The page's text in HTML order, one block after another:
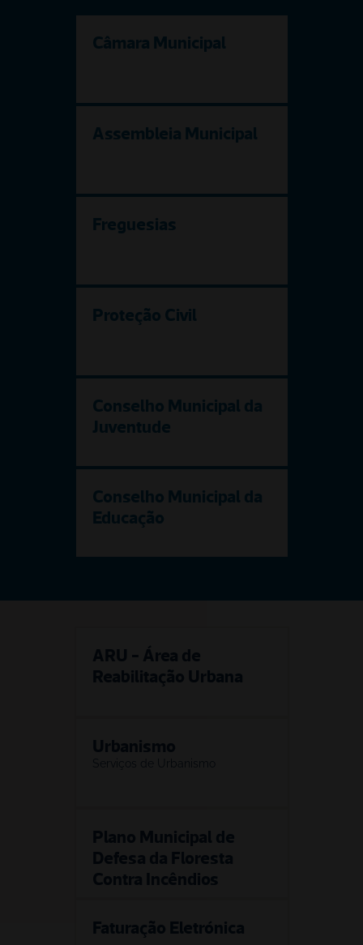
Câmara Municipal
Assembleia Municipal
Freguesias
Proteção Civil
Conselho Municipal da
Juventude
Conselho Municipal da
Educação
Reabilitação Urbana
Plano Municipal de
Defesa da Floresta
Contra Incêndios
Faturação Eletrónica